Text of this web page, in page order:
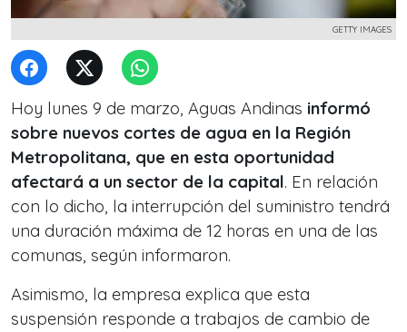
GETTY IMAGES
Hoy lunes 9 de marzo, Aguas Andinas informó
sobre nuevos cortes de agua en la Región
Metropolitana, que en esta oportunidad
afectará a un sector de la capital. En relación
con lo dicho, la interrupción del suministro tendrá
una duración máxima de 12 horas en una de las
comunas, según informaron.
Asimismo, la empresa explica que esta
suspensión responde a trabajos de cambio de